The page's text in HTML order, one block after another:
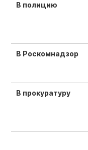
В полицию
В Роскомнадзор
В прокуратуру